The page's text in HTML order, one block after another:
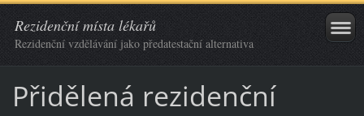
Rezidenční místa lékařů
Rezidenční vzdělávání jako předatestační alternativa
Přidělená rezidenční